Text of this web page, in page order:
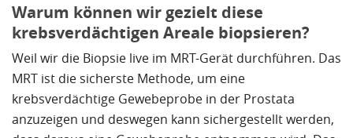
den Gesäßmuskel. Aufgrund der sehr guten
Bewertungen und der Tatsache, dass diese unter
örtlicher Betäubung und vor allem mit einem
wesentlich genauerem live MRT statt findet,
entschloss ich mich die Reise von 6 Stunden einfach
auf mich zu nehmen und die Biopsie dort machen
Warum können wir gezielt diese
krebsverdächtigen Areale biopsieren?
Weil wir die Biopsie live im MRT-Gerät durchführen. Das
MRT ist die sicherste Methode, um eine
krebsverdächtige Gewebeprobe in der Prostata
anzuzeigen und deswegen kann sichergestellt werden,